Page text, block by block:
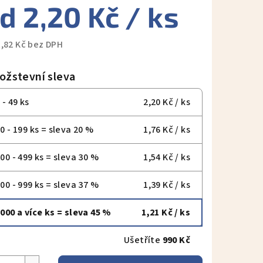
2,20 Kč / ks
Kčbez DPH
sleva
- 49 ks 2,20 Kč/ ks
- 199 ks = sleva 20 % 1,76 Kč/ ks
- 499 ks = sleva 30 % 1,54 Kč/ ks
- 999 ks = sleva 37 % 1,39 Kč/ ks
a více ks = sleva 45 % 1,21 Kč/ ks
Ušetříte 990 Kč